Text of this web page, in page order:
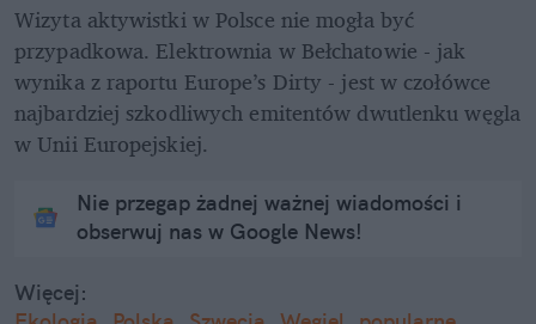
Wizyta aktywistki w Polsce nie mogła być
przypadkowa. Elektrownia w Bełchatowie - jak
wynika z raportu Europe’s Dirty - jest w czołówce
najbardziej szkodliwych emitentów dwutlenku węgla
w Unii Europejskiej.
Nie przegap żadnej ważnej wiadomości i
obserwuj nas w Google News!
Więcej: